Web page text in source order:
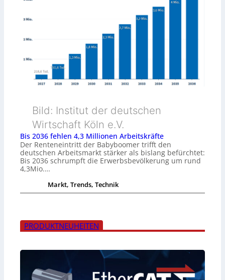
Bild: Institut der deutschen
Wirtschaft Köln e.V.
Bis 2036 fehlen 4,3 Millionen Arbeitskräfte
Der Renteneintritt der Babyboomer trifft den
deutschen Arbeitsmarkt stärker als bislang befürchtet:
Bis 2036 schrumpft die Erwerbsbevölkerung um rund
4,3Mio.…
Markt, Trends, Technik
PRODUKTNEUHEITEN